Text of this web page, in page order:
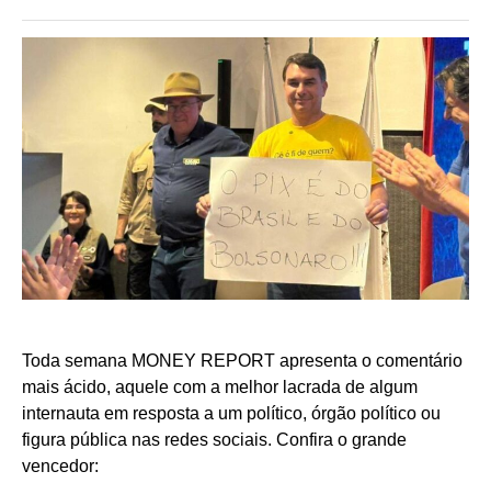
Toda semana MONEY REPORT apresenta o comentário
mais ácido, aquele com a melhor lacrada de algum
internauta em resposta a um político, órgão político ou
figura pública nas redes sociais. Confira o grande
vencedor: